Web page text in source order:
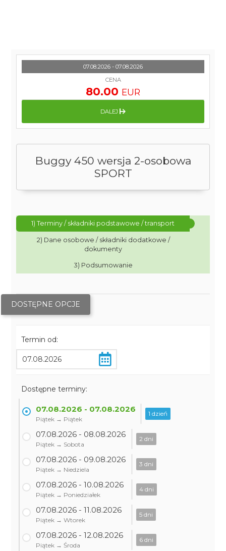
Buggy 450 wersja 2-osobowa
SPORT
1) Terminy / składniki podstawowe / transport
2) Dane osobowe / składniki dodatkowe /
dokumenty
3) Podsumowanie
DOSTĘPNE OPCJE
Termin od:
Dostępne terminy:
07.08.2026 - 07.08.2026
Piątek → Piątek
1 dzień
07.08.2026 - 08.08.2026
Piątek → Sobota
2 dni
07.08.2026 - 09.08.2026
Piątek → Niedziela
3 dni
07.08.2026 - 10.08.2026
Piątek → Poniedziałek
4 dni
07.08.2026 - 11.08.2026
Piątek → Wtorek
5 dni
07.08.2026 - 12.08.2026
Piątek → Środa
6 dni
07.08.2026 - 07.08.2026
CENA
80.00 EUR
DALEJ